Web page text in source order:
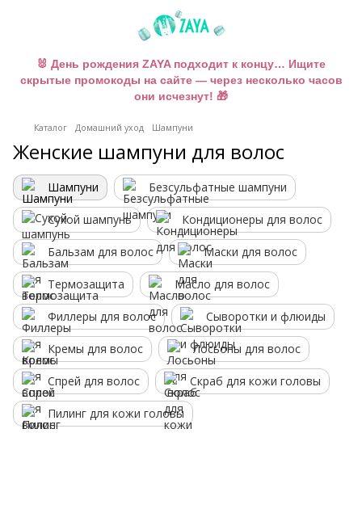
🐰 День рождения ZAYA подходит к концу… Ищите
скрытые промокоды на сайте — через несколько часов
они исчезнут! 🎁
Каталог Домашний уход Шампуни
Женские шампуни для волос
Шампуни Безсульфатные шампуни
Сухой шампунь Кондиционеры для волос
Бальзам для волос Маски для волос
Термозащита Масло для волос
Филлеры для волос Сыворотки и флюиды
Кремы для волос Лосьоны для волос
Спрей для волос Скраб для кожи головы
Пилинг для кожи головы